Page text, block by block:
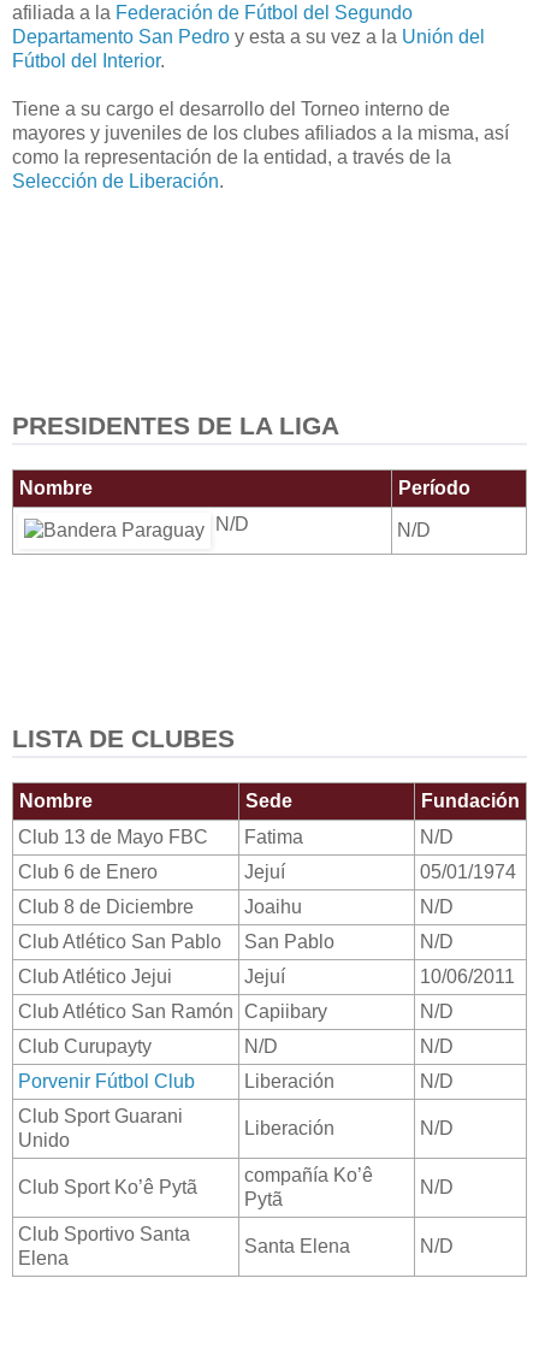
afiliada a la Federación de Fútbol del Segundo
Departamento San Pedro y esta a su vez a la Unión del
Fútbol del Interior.
Tiene a su cargo el desarrollo del Torneo interno de
mayores y juveniles de los clubes afiliados a la misma, así
como la representación de la entidad, a través de la
Selección de Liberación.
PRESIDENTES DE LA LIGA
Nombre
Período
N/D
N/D
LISTA DE CLUBES
Nombre Sede
Fundación
Club 13 de Mayo FBC
Fatima
N/D
Club 6 de Enero
Jejuí
05/01/1974
Club 8 de Diciembre
Joaihu
N/D
Club Atlético San Pablo
San Pablo
N/D
Club Atlético Jejui
Jejuí
10/06/2011
Club Atlético San Ramón Capiibary
N/D
Club Curupayty
N/D
N/D
Porvenir Fútbol Club
Liberación
N/D
Club Sport Guarani
Unido
Liberación N/D
Club Sport Ko’ê Pytã
compañía Ko’ê
Pytã
N/D
Club Sportivo Santa
Elena
Santa Elena N/D